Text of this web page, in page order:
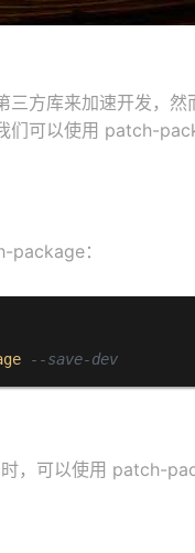
三方库来加速开发，
们可以使用 patch-
package：
--save-dev
，可以使用 patch-